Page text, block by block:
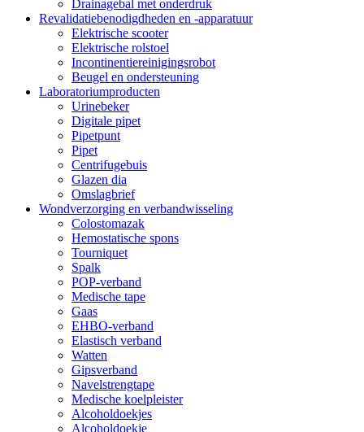
Drainagebal met onderdruk
Revalidatiebenodigdheden en -apparatuur
Elektrische scooter
Elektrische rolstoel
Incontinentiereinigingsrobot
Beugel en ondersteuning
Laboratoriumproducten
Urinebeker
Digitale pipet
Pipetpunt
Pipet
Centrifugebuis
Glazen dia
Omslagbrief
Wondverzorging en verbandwisseling
Colostomazak
Hemostatische spons
Tourniquet
Spalk
POP-verband
Medische tape
Gaas
EHBO-verband
Elastisch verband
Watten
Gipsverband
Navelstrengtape
Medische koelpleister
Alcoholdoekjes
Alcoholdoekje